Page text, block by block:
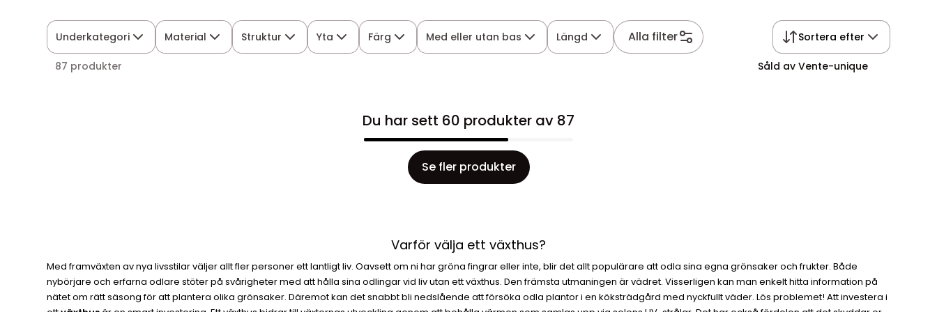
Underkategori Material Struktur Yta Färg Med eller utan bas Längd Alla filter Sortera efter
87 produkter Såld av Vente-unique
Du har sett 60 produkter av 87
Se fler produkter
Varför välja ett växthus?
Med framväxten av nya livsstilar väljer allt fler personer ett lantligt liv. Oavsett om ni har gröna fingrar eller inte, blir det allt populärare att odla sina egna grönsaker och frukter. Både
nybörjare och erfarna odlare stöter på svårigheter med att hålla sina odlingar vid liv utan ett växthus. Den främsta utmaningen är vädret. Visserligen kan man enkelt hitta information på
nätet om rätt säsong för att plantera olika grönsaker. Däremot kan det snabbt bli nedslående att försöka odla plantor i en köksträdgård med nyckfullt väder. Lös problemet! Att investera i